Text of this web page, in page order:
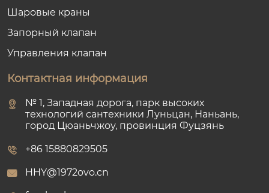
Шаровые краны
Запорный клапан
Управления клапан
Контактная информация
№ 1, Западная дорога, парк высоких
технологий сантехники Луньцан, Наньань,
город Цюаньчжоу, провинция Фуцзянь
+86 15880829505
HHY@1972ovo.cn